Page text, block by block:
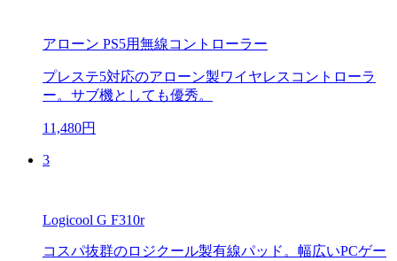
アローン PS5用無線コントローラー
プレステ5対応のアローン製ワイヤレスコントローラ
ー。サブ機としても優秀。
11,480円
3
Logicool G F310r
コスパ抜群のロジクール製有線パッド。幅広いPCゲー